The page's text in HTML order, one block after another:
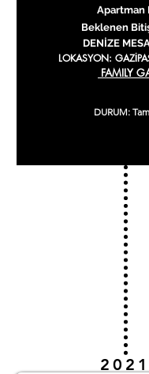
Apartman
Beklenen Bitiş
DENİZE
LOKASYON:
FAMILY
DURUM:
2021